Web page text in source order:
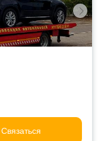
Связаться